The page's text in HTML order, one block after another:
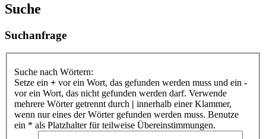
Suche
Suchanfrage
Suche nach Wörtern:
Setze ein + vor ein Wort, das gefunden werden muss und ein -
vor ein Wort, das nicht gefunden werden darf. Verwende
mehrere Wörter getrennt durch | innerhalb einer Klammer,
wenn nur eines der Wörter gefunden werden muss. Benutze
ein * als Platzhalter für teilweise Übereinstimmungen.